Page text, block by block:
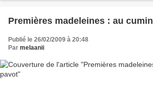
Premières madeleines : au
Publié le 26/02/2009 à 20:48
Par melaanii